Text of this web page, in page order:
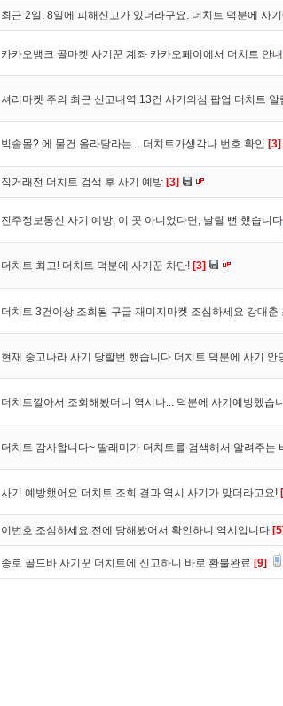
최근 2일, 8일에 피해신고가 있더라구요. 더치트 덕분에 사
카카오뱅크 골마켓 사기꾼 계좌 카카오페이에서 더치트 안내
셔리마켓 주의 최근 신고내역 13건 사기의심 팝업 더치트 알
빅솔몰? 에 물건 올라달라는... 더치트가생각나 번호 확인 [3]
직거래전 더치트 검색 후 사기 예방 [3]
진주정보통신 사기 예방, 이 곳 아니었다면, 날릴 뻔 했습니
더치트 최고! 더치트 덕분에 사기꾼 차단! [3]
더치트 3건이상 조회됨 구글 재미지마켓 조심하세요 강대춘
현재 중고나라 사기 당할번 했습니다 더치트 덕분에 사기 안
더치트깔아서 조회해봤더니 역시나... 덕분에 사기예방했습
더치트 감사합니다~ 딸래미가 더치트를 검색해서 알려주는
사기 예방했어요 더치트 조회 결과 역시 사기가 맞더라고요!
이번호 조심하세요 전에 당해봤어서 확인하니 역시입니다 [5]
종로 골드바 사기꾼 더치트에 신고하니 바로 환불완료 [9]